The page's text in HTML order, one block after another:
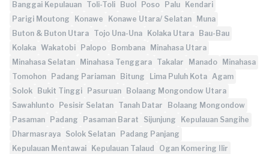
Banggai Kepulauan Toli-Toli Buol Poso Palu
Kendari
Parigi Moutong
Konawe Konawe Utara/ Selatan
Muna
Buton & Buton Utara Tojo Una-Una Kolaka Utara
Bau-Bau
Kolaka Wakatobi Palopo Bombana
Minahasa Utara
Minahasa Selatan
Minahasa Tenggara Takalar Manado
Minahasa
Tomohon
Padang Pariaman Bitung Lima Puluh Kota Agam
Solok
Bukit Tinggi Pasuruan
Bolaang Mongondow Utara
Sawahlunto
Pesisir Selatan Tanah Datar
Bolaang Mongondow
Pasaman
Padang Pasaman Barat Sijunjung
Kepulauan Sangihe
Dharmasraya Solok Selatan
Padang Panjang
Kepulauan Mentawai
Kepulauan Talaud
Ogan Komering Ilir